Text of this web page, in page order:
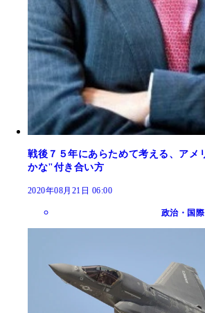
戦後７５年にあらためて考える、アメ
かな"付き合い方
2020年08月21日 06:00
政治・国際